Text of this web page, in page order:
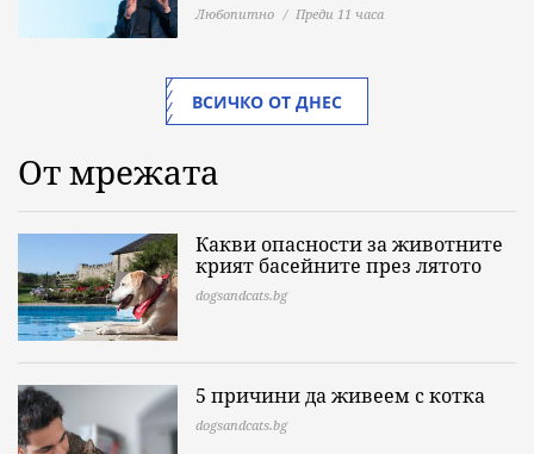
Любопитно Преди 11 часа
ВСИЧКО ОТ ДНЕС
От мрежата
Какви опасности за животните
крият басейните през лятото
dogsandcats.bg
5 причини да живеем с котка
dogsandcats.bg